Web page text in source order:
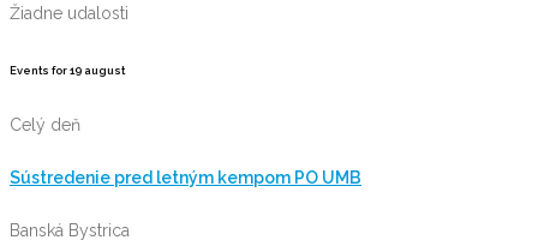
Žiadne udalosti
Events for19 august
Celý deň
Sústredenie pred letným kempom PO UMB
Banská Bystrica